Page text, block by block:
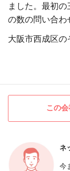
ました。最初
の数の問い合わ
大阪市西成区
この
ネ
今